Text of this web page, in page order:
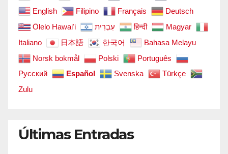
English Filipino Français
Deutsch
Ōlelo Hawaiʻi
עִבְרִית हिन्दी
Magyar
Italiano
日本語 한국어
Bahasa Melayu
Norsk bokmål
Polski
Português
Русский
Español Svenska
Türkçe
Zulu
Últimas Entradas